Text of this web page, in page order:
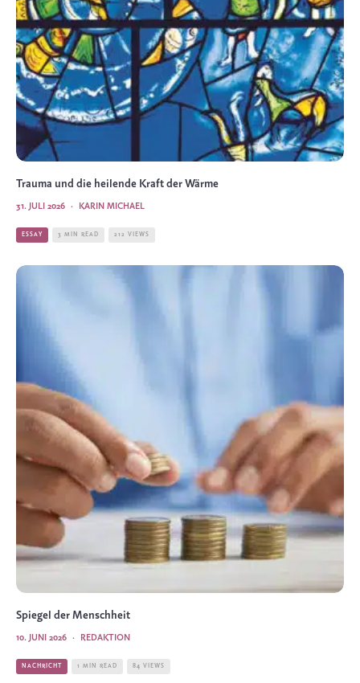
Trauma und die heilende Kraft der Wärme
KARIN MICHAEL
·
31. JULI 2026
ESSAY 3 MIN READ 212 VIEWS
Spiegel der Menschheit
REDAKTION
·
10. JUNI 2026
NACHRICHT 1 MIN READ 84 VIEWS